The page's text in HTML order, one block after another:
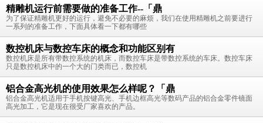
精雕机运行前需要做的准备工作--「鼎
为了保证精雕机更好的运行，避免不必要的麻烦，我们在使用精雕机之前要进行
一系列的准备工作，下面具体看一下都有哪些
数控机床与数控车床的概念和功能区别有
数控机床是所有带数控系统的机床，而数控车床是带数控系统的车床。数控车床
只是数控机床中的一个大的门类而已，数控机
铝合金高光机的使用效果怎么样呢？「鼎
铝合金高光机适用于手机按键高光、手机边框高光等数码产品的铝合金零件镜面
高光加工，它是现在很受厂家喜欢的产品。